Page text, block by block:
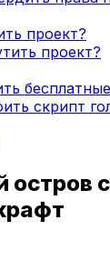
проект?
проект?
скрипт